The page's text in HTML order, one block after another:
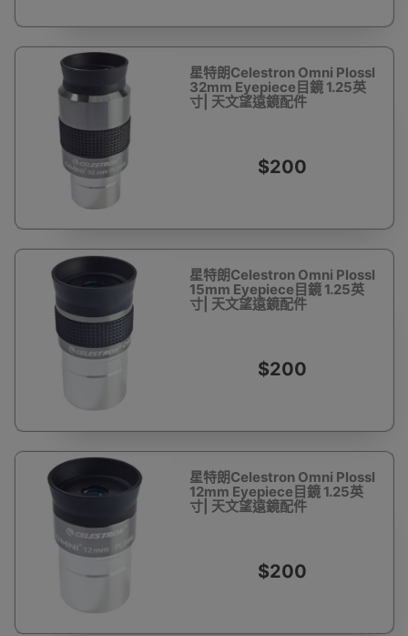
星特朗Celestron Omni Plossl
32mm Eyepiece目鏡 1.25英
寸| 天文望遠鏡配件
$200
星特朗Celestron Omni Plossl
15mm Eyepiece目鏡 1.25英
寸| 天文望遠鏡配件
$200
星特朗Celestron Omni Plossl
12mm Eyepiece目鏡 1.25英
寸| 天文望遠鏡配件
$200